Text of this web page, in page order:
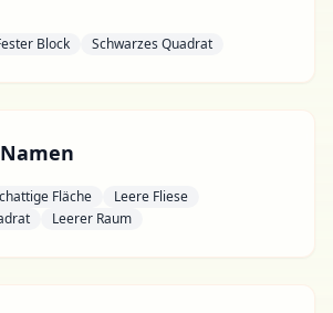
Block Schwarzes Quadrat
Fläche
Leere Fliese
Leerer Raum